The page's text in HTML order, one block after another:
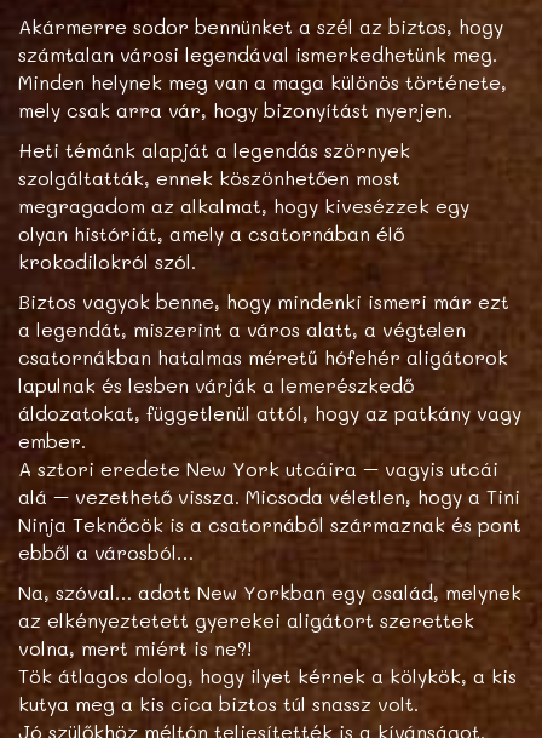
Akármerre sodor bennünket a szél az biztos, hogy
számtalan városi legendával ismerkedhetünk meg.
Minden helynek meg van a maga különös története,
mely csak arra vár, hogy bizonyítást nyerjen.
Heti témánk alapját a legendás szörnyek
szolgáltatták, ennek köszönhetően most
megragadom az alkalmat, hogy kivesézzek egy
olyan históriát, amely a csatornában élő
krokodilokról szól.
Biztos vagyok benne, hogy mindenki ismeri már ezt
a legendát, miszerint a város alatt, a végtelen
csatornákban hatalmas méretű hófehér aligátorok
lapulnak és lesben várják a lemerészkedő
áldozatokat, függetlenül attól, hogy az patkány vagy
ember.
A sztori eredete New York utcáira – vagyis utcái
alá – vezethető vissza. Micsoda véletlen, hogy a Tini
Ninja Teknőcök is a csatornából származnak és pont
ebből a városból…
Na, szóval… adott New Yorkban egy család, melynek
az elkényeztetett gyerekei aligátort szerettek
volna, mert miért is ne?!
Tök átlagos dolog, hogy ilyet kérnek a kölykök, a kis
kutya meg a kis cica biztos túl snassz volt.
Jó szülőkhöz méltón teljesítették is a kívánságot.